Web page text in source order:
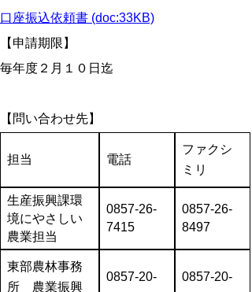
口座振込依頼書 (doc:33KB)
【 申請期限】
毎年度２月１０日迄
【問い合わせ先】
担当 電話
ファクシ
ミリ
生産振興課環
境にやさしい
農業担当
0857-26-
7415
0857-26-
8497
東部農林事務
所 農業振興
0857-20-
0857-20-